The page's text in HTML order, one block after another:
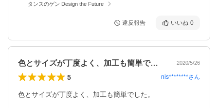
タンスのゲン Design the Future
違反報告 いいね 0
色とサイズが丁度よく、加工も簡単でした… 2020/5/26
5 nis********さん
色とサイズが丁度よく、加工も簡単でした。